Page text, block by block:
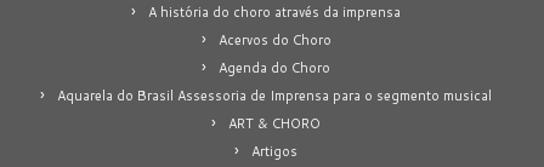
A história do choro através da imprensa
Acervos do Choro
Agenda do Choro
Aquarela do Brasil Assessoria de Imprensa para o segmento musical
ART & CHORO
Artigos